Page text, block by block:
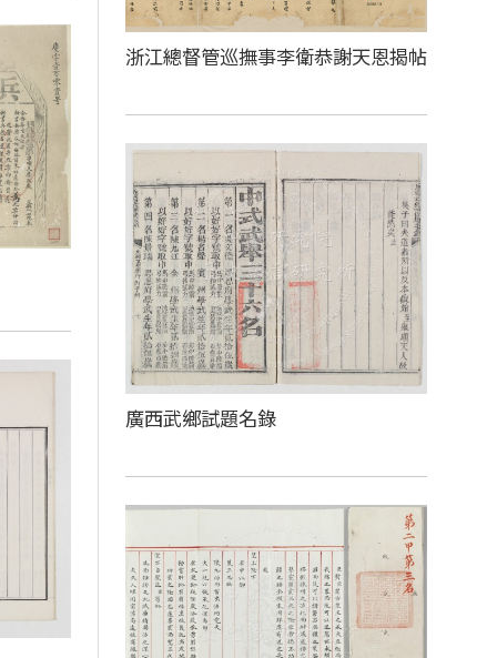
浙江總督管巡撫事李衛恭謝天恩揭帖
廣西武鄉試題名錄